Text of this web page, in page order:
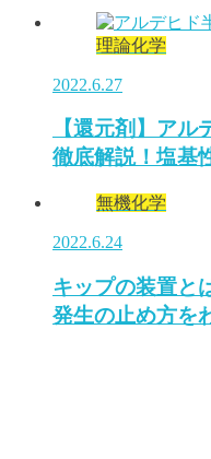
理論化学
2022.6.27
【還元剤】ア
徹底解説！塩基
無機化学
2022.6.24
キップの装置と
発生の止め方を